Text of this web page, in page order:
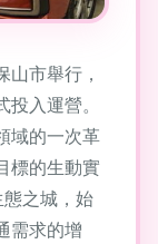
山市舉行，
入運營。
域的一次革
標的生動實
之城，始
需求的增